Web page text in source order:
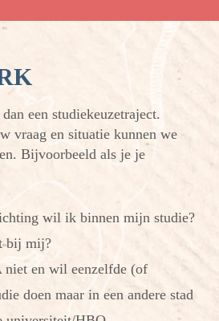
een studiekeuzetraject.
vraag en situatie kunnen we
Bijvoorbeeld als je je
wil ik binnen mijn studie?
bij mij?
en wil eenzelfde (of
doen maar in een andere stad